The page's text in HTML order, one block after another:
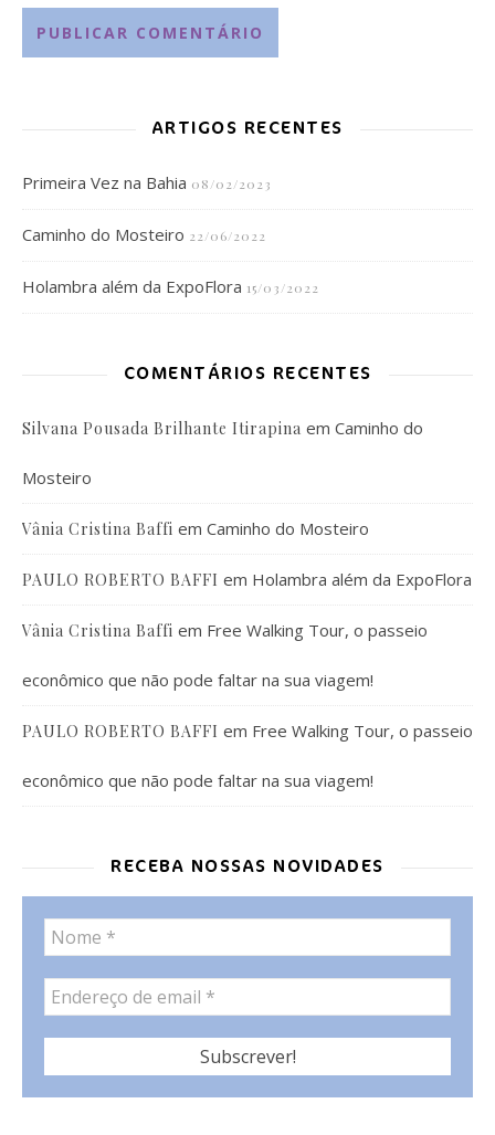
ARTIGOS RECENTES
Primeira Vez na Bahia 08/02/2023
Caminho do Mosteiro 22/06/2022
Holambra além da ExpoFlora 15/03/2022
COMENTÁRIOS RECENTES
Silvana Pousada Brilhante Itirapina em Caminho do
Mosteiro
Vânia Cristina Baffi em Caminho do Mosteiro
PAULO ROBERTO BAFFI em Holambra além da ExpoFlora
Vânia Cristina Baffi em Free Walking Tour, o passeio
econômico que não pode faltar na sua viagem!
PAULO ROBERTO BAFFI em Free Walking Tour, o passeio
econômico que não pode faltar na sua viagem!
RECEBA NOSSAS NOVIDADES